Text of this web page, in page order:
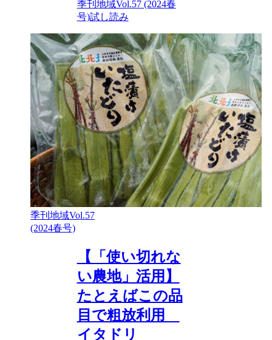
季刊地域Vol.57 (2024春
号)試し読み
季刊地域Vol.57
(2024春号)
【「使い切れな
い農地」活用】
たとえばこの品
目で粗放利用
イタドリ